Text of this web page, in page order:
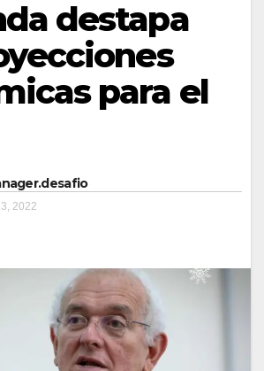
destapa
para el
2022